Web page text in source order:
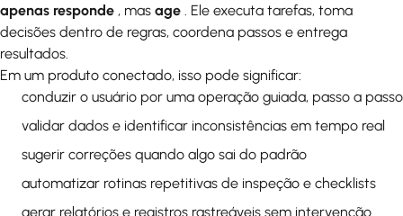
apenas responde , mas age
. Ele executa tarefas, toma
decisões dentro de regras, coordena passos e entrega
resultados.
Em um produto conectado, isso pode significar:
conduzir o usuário por uma operação guiada, passo a passo
validar dados e identificar inconsistências em tempo real
sugerir correções quando algo sai do padrão
automatizar rotinas repetitivas de inspeção e checklists
gerar relatórios e registros rastreáveis sem intervenção